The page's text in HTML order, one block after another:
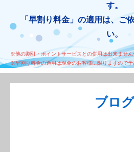
す。
「早割り料金」の適用は、ご
い。
※他の割引・ポイントサービスとの併用は出来ません
※早割り料金の適用は現金のお客様に限りますので
ブログ